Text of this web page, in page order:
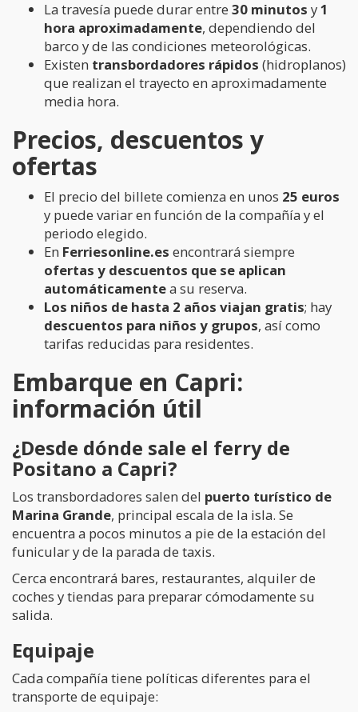
La travesía puede durar entre 30 minutos y1
hora aproximadamente, dependiendo del
barco y de las condiciones meteorológicas.
Existen transbordadores rápidos (hidroplanos)
que realizan el trayecto en aproximadamente
media hora.
Precios, descuentos y
ofertas
El precio del billete comienza en unos 25 euros
y puede variar en función de la compañía y el
periodo elegido.
En Ferriesonline.es encontrará siempre
ofertas y descuentos que se aplican
automáticamentea su reserva.
Los niños de hasta 2 años viajan gratis; hay
descuentos para niños y grupos, así como
tarifas reducidas para residentes.
Embarque en Capri:
información útil
¿Desde dónde sale el ferry de
Positano a Capri?
Los transbordadores salen del puerto turístico de
Marina Grande, principal escala de la isla. Se
encuentra a pocos minutos a pie de la estación del
funicular y de la parada de taxis.
Cerca encontrará bares, restaurantes, alquiler de
coches y tiendas para preparar cómodamente su
salida.
Equipaje
Cada compañía tiene políticas diferentes para el
transporte de equipaje: